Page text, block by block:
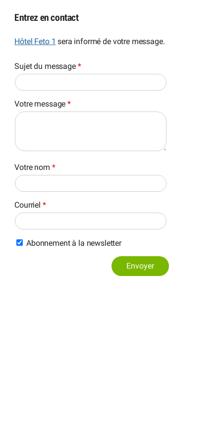
Entrez en contact
Hôtel Feto 1 sera informé de votre message.
Sujet du message *
Votre message*
Votre nom *
Courriel *
Abonnement à la newsletter
Envoyer